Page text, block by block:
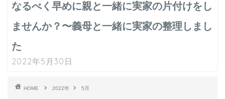
なるべく早めに親と一緒に実家の片付けをし
ませんか？〜義母と一緒に実家の整理しまし
た
2022年5月30日
HOME 2022年 5月